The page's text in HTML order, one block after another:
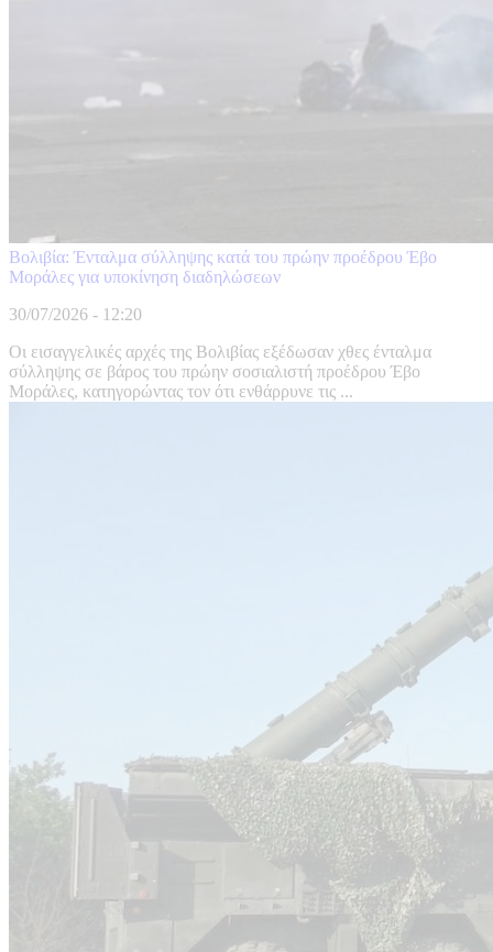
Βολιβία: Ένταλμα σύλληψης κατά του πρώην προέδρου Έβο
Μοράλες για υποκίνηση διαδηλώσεων
30/07/2026 - 12:20
Οι εισαγγελικές αρχές της Βολιβίας εξέδωσαν χθες ένταλμα
σύλληψης σε βάρος του πρώην σοσιαλιστή προέδρου Έβο
Μοράλες, κατηγορώντας τον ότι ενθάρρυνε τις ...